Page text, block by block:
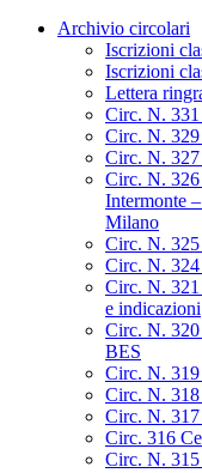
Archivio circolari
Iscrizioni
Iscrizioni
Lettera
Circ. N. 331
Circ. N. 329
Circ. N.
Circ. N.
Intermonte
Milano
Circ. N.
Circ. N. 324
Circ. N.
e indicazioni
Circ. N. 320
BES
Circ. N. 319
Circ. N.
Circ. N.
Circ. 316
Circ. N.